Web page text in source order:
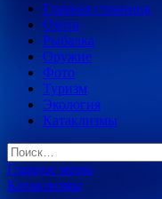
Главная страница
Охота
Рыбалка
Оружие
Фото
Туризм
Экология
Катаклизмы
Найти:
Главное меню
Катаклизмы